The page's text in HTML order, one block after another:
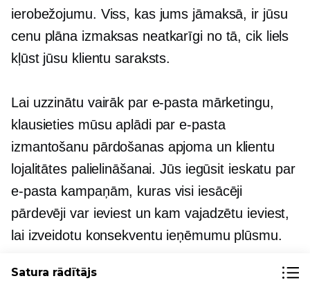
ierobežojumu. Viss, kas jums jāmaksā, ir jūsu
cenu plāna izmaksas neatkarīgi no tā, cik liels
kļūst jūsu klientu saraksts.
Lai uzzinātu vairāk par e-pasta mārketingu,
klausieties mūsu aplādi par e-pasta
izmantošanu pārdošanas apjoma un klientu
lojalitātes palielināšanai. Jūs iegūsit ieskatu par
e-pasta kampaņām, kuras visi iesācēji
pārdevēji var ieviest un kam vajadzētu ieviest,
lai izveidotu konsekventu ieņēmumu plūsmu.
Satura rādītājs